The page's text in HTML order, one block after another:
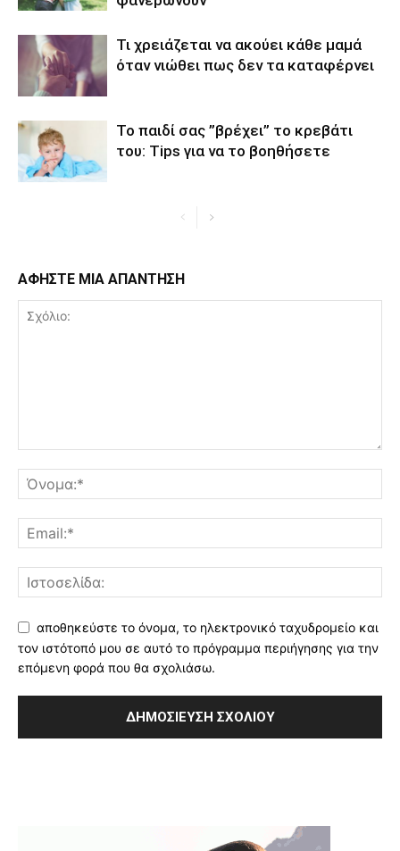
Τι χρειάζεται να ακούει κάθε μαμά
όταν νιώθει πως δεν τα καταφέρνει
Το παιδί σας ”βρέχει’’ το κρεβάτι
του: Tips για να το βοηθήσετε
ΑΦΗΣΤΕ ΜΙΑ ΑΠΑΝΤΗΣΗ
αποθηκεύστε το όνομα, το ηλεκτρονικό ταχυδρομείο και
τον ιστότοπό μου σε αυτό το πρόγραμμα περιήγησης για την
επόμενη φορά που θα σχολιάσω.